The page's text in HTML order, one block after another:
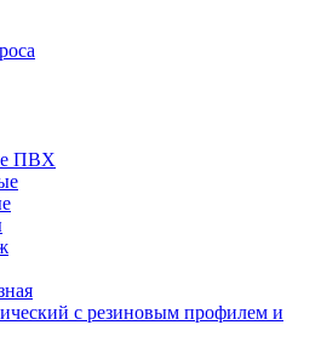
ПВХ
с резиновым профилем и